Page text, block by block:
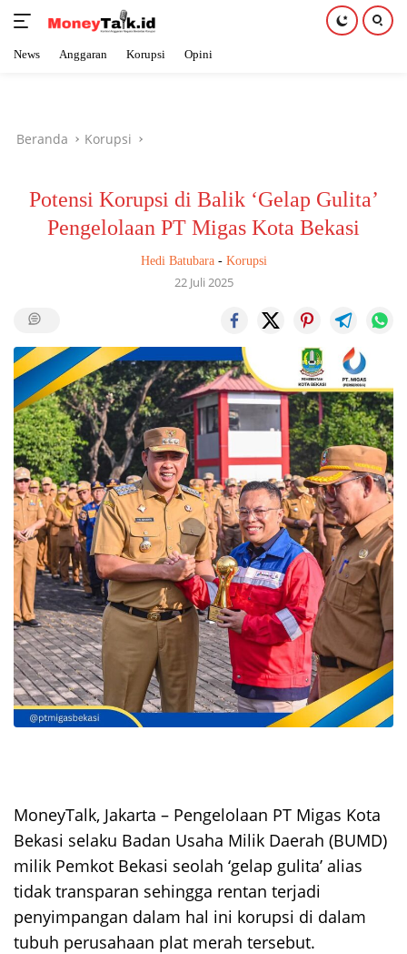
News Anggaran Korupsi Opini
Beranda Korupsi
Potensi Korupsi di Balik ‘Gelap Gulita’
Pengelolaan PT Migas Kota Bekasi
Hedi Batubara- Korupsi
22 Juli 2025
MoneyTalk, Jakarta – Pengelolaan PT Migas Kota
Bekasi selaku Badan Usaha Milik Daerah (BUMD)
milik Pemkot Bekasi seolah ‘gelap gulita’ alias
tidak transparan sehingga rentan terjadi
penyimpangan dalam hal ini korupsi di dalam
tubuh perusahaan plat merah tersebut.